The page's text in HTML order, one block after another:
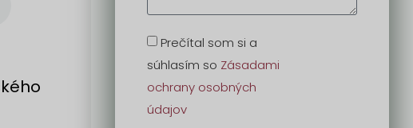
Prečítal som si a
súhlasím so Zásadami
ochrany osobných
údajov